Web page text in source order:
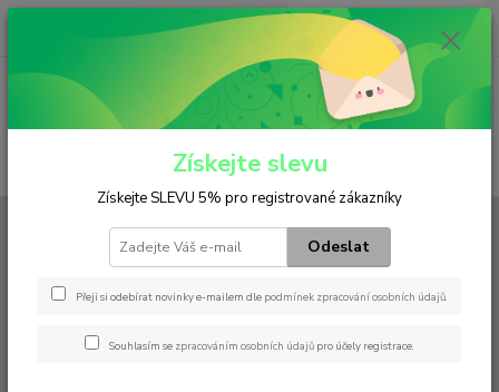
(Po-Pá, 6:30-15 hod.)
ks
0 Kč
H 7042 z
Získejte slevu
Získejte SLEVU 5% pro registrované zákazníky
Odeslat
Přeji si odebírat novinky e-mailem dle podmínek zpracování osobních údajů.
Souhlasím se zpracováním osobních údajů pro účely registrace.